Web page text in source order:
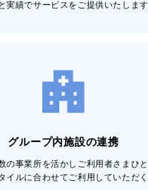
実績でサービスをご提供いたします
グループ内施設の連携
の事業所を活かしご利用者さまひ
イルに合わせてご利用していただ